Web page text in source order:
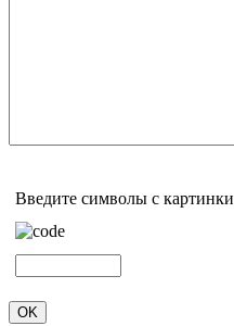
Введите символы с картинки